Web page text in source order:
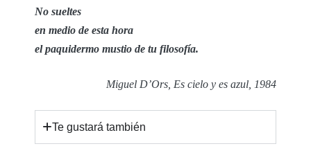
No sueltes
en medio de esta hora
el paquidermo mustio de tu filosofía.
Miguel D’Ors, Es cielo y es azul, 1984
Te gustará también